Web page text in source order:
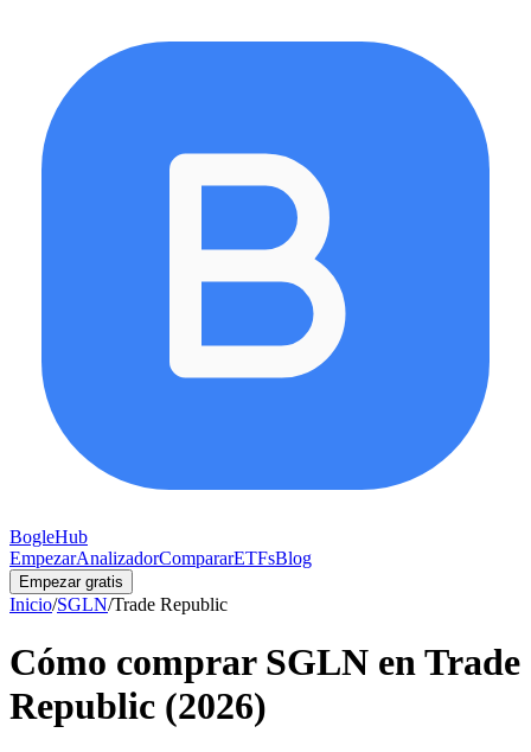
BogleHub
EmpezarAnalizadorCompararETFsBlog
Empezar gratis
Inicio/SGLN/Trade Republic
Cómo comprar SGLN enTrade
Republic (2026)